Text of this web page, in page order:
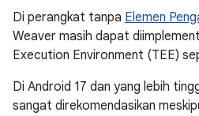
Di perangkat tanpa Elemen
Weaver masih dapat
Execution Environment (TEE)
Di Android 17 dan yang lebih
sangat direkomendasikan